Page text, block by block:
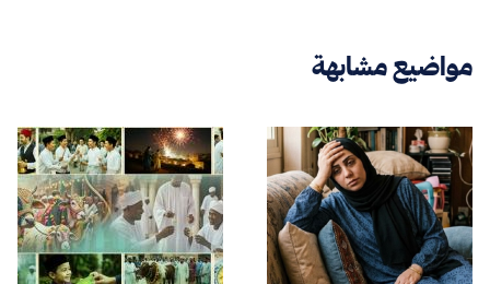
مواضيع مشابهة